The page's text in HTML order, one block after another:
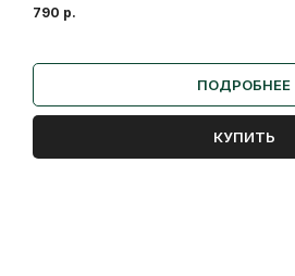
790 р.
ПОДРОБНЕЕ
КУПИТЬ